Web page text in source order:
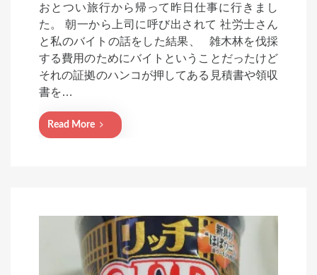
s
t
e
d
o
おとつい旅行から帰って昨日仕事に行きまし
た。 朝一から上司に呼び出されて 社労士さん
と私のバイトの話をした結果、 雑木林を伐採
する費用のためにバイトということだったけど
それの証拠のハンコが押してある見積書や領収
書を…
Read More